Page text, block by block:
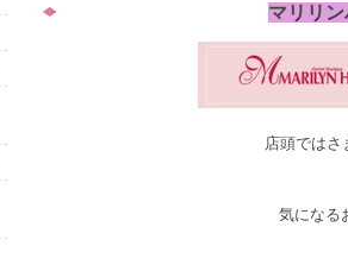
マリリ
店頭では
気になる